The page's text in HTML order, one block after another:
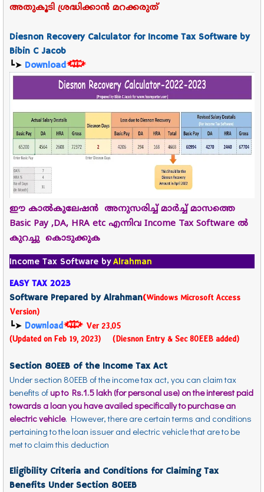
അതുകൂടി ശ്രദ്ധിക്കാൻ മറക്കരുത്
Diesnon Recovery Calculator for Income Tax Software by
Bibin C Jacob
┗➤ Download
ഈ കാൽകുലേഷൻ അനുസരിച്ച് മാർച്ച് മാസത്തെ
Basic Pay ,DA, HRA etc എന്നിവ Income Tax Software ൽ
കുറച്ചു കൊടുക്കുക
Income Tax Software byAlrahman
EASY TAX 2023
Software Prepared by Alrahman(Windows Microsoft Access
Version)
┗➤ Download
Ver 23.05
(Updated on Feb 19, 2023) (Diesnon Entry & Sec 80EEB added)
Section 80EEB of the Income Tax Act
Under section 80EEB of the income tax act, you can claim tax
benefits of up to Rs.1.5 lakh (for personal use) on the interest paid
towards a loan you have availed specifically to purchase an
electric vehicle. However, there are certain terms and conditions
pertaining to the loan issuer and electric vehicle that are to be
met to claim this deduction
Eligibility Criteria and Conditions for Claiming Tax
Benefits Under Section 80EEB